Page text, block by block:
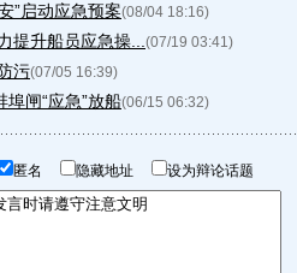
”启动应急预案(08/04 18:16)
提升船员应急操... (07/19 03:41)
污(07/05 16:39)
埠闸“应急”放船(06/15 06:32)
匿名 隐藏地址 设为辩论话题